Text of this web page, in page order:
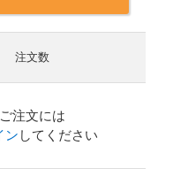
注文数
ご注文には
ン してください